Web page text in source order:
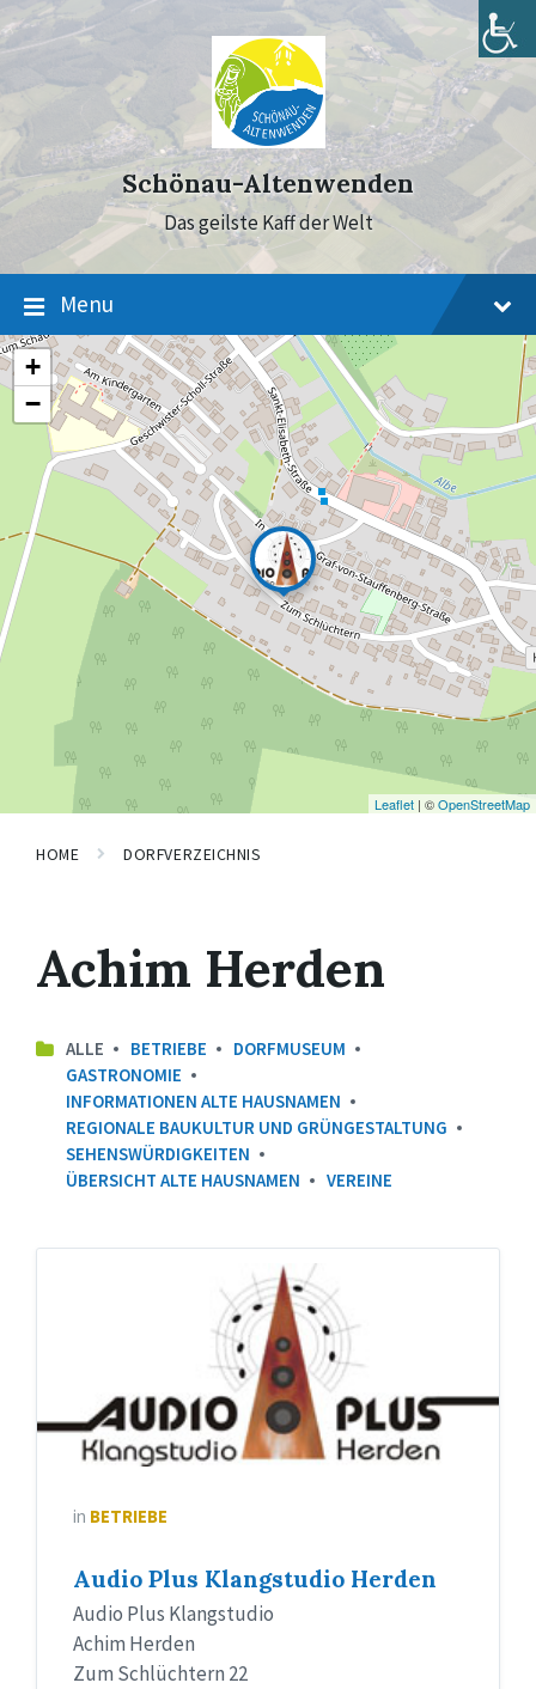
to
content
to
main
navigation
to
footer
Schönau-Altenwenden
Das geilste Kaff der Welt
Menu
+
−
Leaflet | ©OpenStreetMap
HOME DORFVERZEICHNIS
Achim Herden
ALLE BETRIEBE
DORFMUSEUM
GASTRONOMIE
INFORMATIONEN ALTE HAUSNAMEN
REGIONALE BAUKULTUR UND GRÜNGESTALTUNG
SEHENSWÜRDIGKEITEN
ÜBERSICHT ALTE HAUSNAMEN
VEREINE
in BETRIEBE
Audio Plus Klangstudio Herden
Audio Plus Klangstudio
Achim Herden
Zum Schlüchtern 22